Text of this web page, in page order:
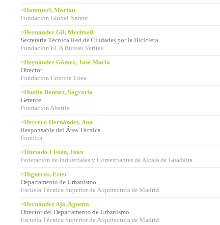
>Hammerl, Marion
Fundación Global Nature
>Hernández Gil, Meritxell
Secretaría Técnica Red de Ciudades por la Bicicleta
Fundación ECA Bureau Veritas
>Hernández Gómez, José María
Director
Fundación Cristina Enea
>Huelin Benítez, Sagrario
Gerente
Fundación Abertis
>Herrero Hernández, Ana
Responsable del Área Técnica
Forética
>Hurtado Lissén, Juan
Federación de Industriales y Comerciantes de Alcalá de Guadaíra
>Higueras, Ester
Departamento de Urbanismo
Escuela Técnica Superior de Arquitectura de Madrid
>Hernández Aja, Agustín
Director del Departamento de Urbanismo
Escuela Técnica Superior de Arquitectura de Madrid